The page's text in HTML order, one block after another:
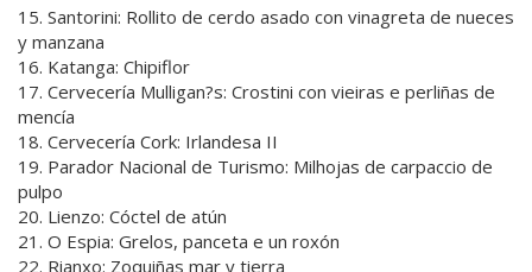
15. Santorini: Rollito de cerdo asado con vinagreta de nueces
y manzana
16. Katanga: Chipiflor
17. Cervecería Mulligan?s: Crostini con vieiras e perliñas de
mencía
18. Cervecería Cork: Irlandesa II
19. Parador Nacional de Turismo: Milhojas de carpaccio de
pulpo
20. Lienzo: Cóctel de atún
21. O Espia: Grelos, panceta e un roxón
22. Rianxo: Zoquiñas mar y tierra